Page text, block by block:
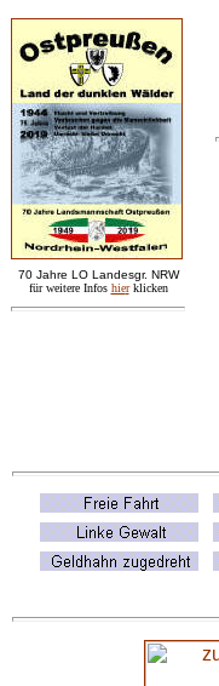
70 Jahre LO Landesgr. NRW
für weitere Infos hier klicken